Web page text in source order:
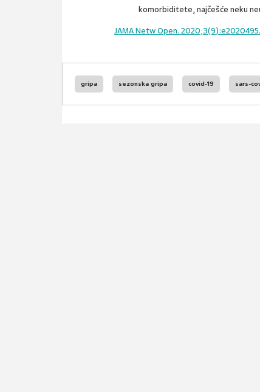
komorbiditete, najčešće neku
JAMA Netw Open.
gripa sezonska gripa covid-19 sars-